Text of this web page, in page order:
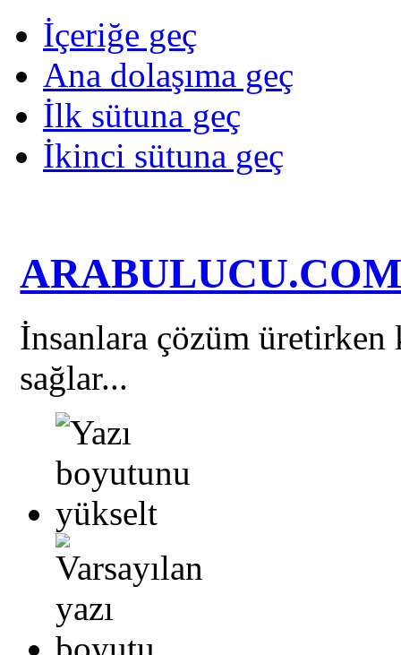
İçeriğe geç
Ana dolaşıma geç
İlk sütuna geç
İkinci sütuna geç
İnsanlara çözüm
sağlar...